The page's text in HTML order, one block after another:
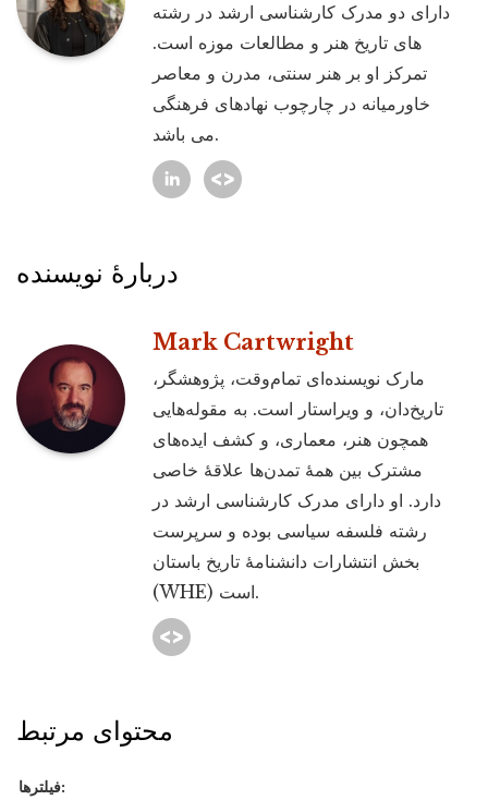
دارای دو مدرک کارشناسی ارشد در رشته
های تاریخ هنر و مطالعات موزه است.
تمرکز او بر هنر سنتی، مدرن و معاصر
خاورمیانه در چارچوب نهادهای فرهنگی
می باشد.
دربارۀ نویسنده
Mark Cartwright
مارک نویسنده‌ای تمام‌وقت، پژوهشگر،
تاریخ‌دان، و ویراستار است. به مقوله‌هایی
همچون هنر، معماری، و کشف ایده‌های
مشترک بین همۀ تمدن‌ها علاقۀ خاصی
دارد. او دارای مدرک کارشناسی ارشد در
رشته فلسفه سیاسی بوده و سرپرست
بخش انتشارات دانشنامۀ تاریخ باستان
(WHE) است.
محتوای مرتبط
فیلترها: